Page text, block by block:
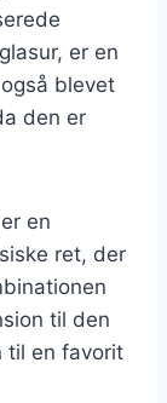
er en
blevet
den er
en
ret, der
til den
til en favorit